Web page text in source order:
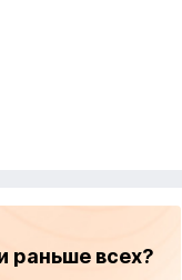
раньше всех?